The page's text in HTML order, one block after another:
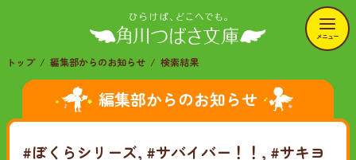
メニュー
トップ 編集部からのお知らせ 検索結果
編集部からのお知らせ
#ぼくらシリーズ, #サバイバー！！, #サキヨ